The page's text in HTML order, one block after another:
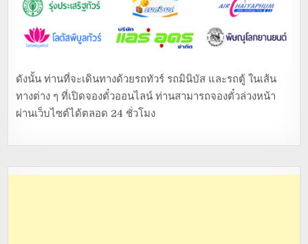
ดังนั้น ท่านที่จะเดินทางด้วยรถทัวร์ รถมินิบัส และรถตู้ ในเส้น
ทางต่าง ๆ ที่เปิดจองตั๋วออนไลน์ ท่านสามารถจองตั๋วล่วงหน้า
ผ่านเว็บไซต์ได้ตลอด 24 ชั่วโมง